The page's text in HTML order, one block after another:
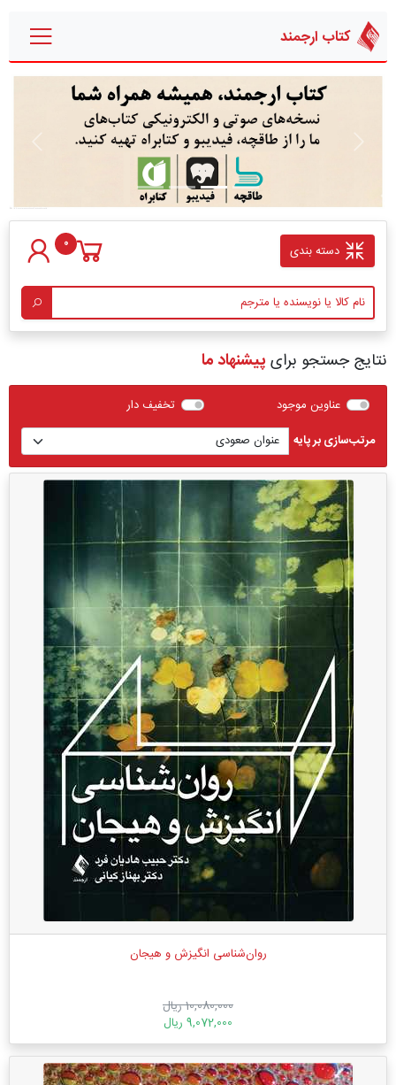
کتاب ارجمند
بعدی
دسته بندی 0
نتایج جستجو برای پیشنهاد ما
عناوین موجود
تخفیف دار
مرتب‌سازی بر پایه
روان‌شناسی انگیزش و هیجان
10,080,000 ریال
9,072,000 ریال